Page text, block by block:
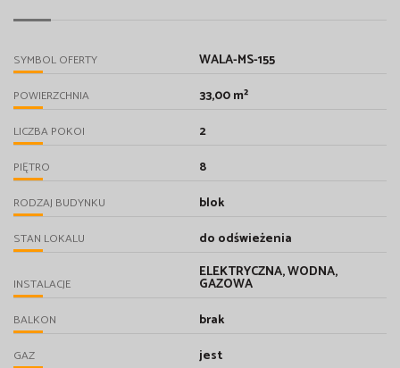
SYMBOL OFERTY WALA-MS-155
POWIERZCHNIA 33,00 m²
LICZBA POKOI 2
PIĘTRO 8
RODZAJ BUDYNKU blok
STAN LOKALU do odświeżenia
INSTALACJE
ELEKTRYCZNA, WODNA,
GAZOWA
BALKON brak
GAZ jest